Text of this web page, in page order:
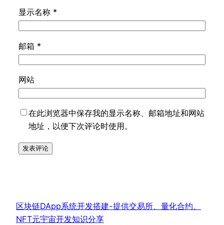
显示名称 *
邮箱 *
网站
在此浏览器中保存我的显示名称、邮箱地址和网站
地址，以便下次评论时使用。
区块链DApp系统开发搭建-提供交易所、量化合约、
NFT元宇宙开发知识分享